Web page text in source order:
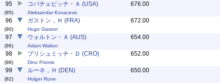
95
(95)
コバチェビッチ・Ａ (USA)
Aleksandar Kovacevic
676.00
96
(90)
ガストン，Ｈ (FRA)
Hugo Gaston
672.00
97
(96)
ウォルトン・Ａ (AUS)
Adam Walton
654.00
98
(98)
プリシュミッチ・Ｄ (CRO)
Dino Prizmic
652.00
99
(82)
ルーネ，Ｈ (DEN)
Holger Rune
650.00